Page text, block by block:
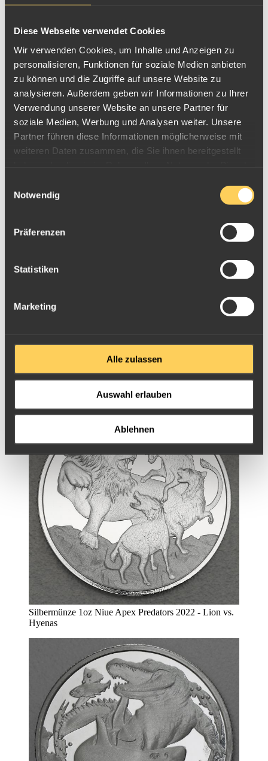
Diese Webseite verwendet Cookies
Wir verwenden Cookies, um Inhalte und Anzeigen zu
personalisieren, Funktionen für soziale Medien anbieten
zu können und die Zugriffe auf unsere Website zu
analysieren. Außerdem geben wir Informationen zu Ihrer
Verwendung unserer Website an unsere Partner für
soziale Medien, Werbung und Analysen weiter. Unsere
Partner führen diese Informationen möglicherweise mit
weiteren Daten zusammen, die Sie ihnen bereitgestellt
Notwendig
Präferenzen
Statistiken
Marketing
Alle zulassen
Auswahl erlauben
Ablehnen
Silbermünze 1oz Niue Apex Predators 2022 - Cougar
vs. Bear
Dragon vs. Tiger
Silbermünze 1oz Niue Apex Predators 2022 - Lion vs.
Hyenas